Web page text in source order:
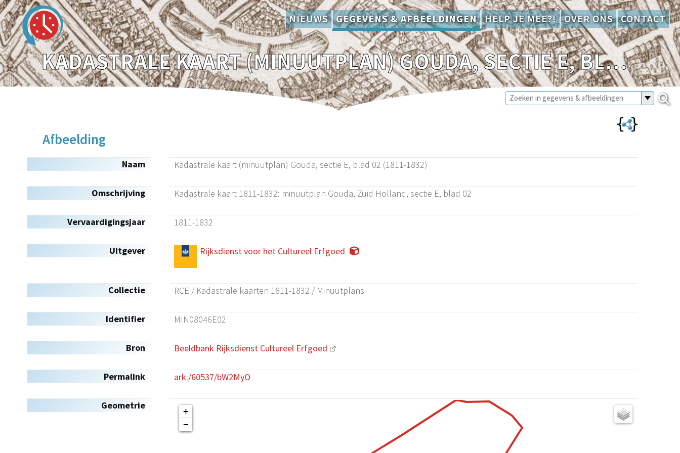
NIEUWS GEGEVENS & AFBEELDINGEN HELP JE MEE?! OVER ONS CONTACT
KADASTRALE KAART (MINUUTPLAN) GOUDA, SECTIE E, BLAD 02 (1811-1832)
Afbeelding
Naam Kadastrale kaart (minuutplan) Gouda, sectie E, blad 02 (1811-1832)
Omschrijving Kadastrale kaart 1811-1832: minuutplan Gouda, Zuid Holland, sectie E, blad 02
Vervaardigingsjaar 1811-1832
Uitgever Rijksdienst voor het Cultureel Erfgoed
Collectie RCE / Kadastrale kaarten 1811-1832 / Minuutplans
Identifier MIN08046E02
Bron Beeldbank Rijksdienst Cultureel Erfgoed
Permalink ark:/60537/bW2MyO
Geometrie
+
−